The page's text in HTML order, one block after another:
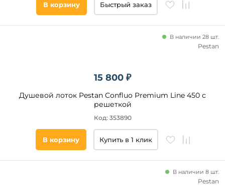
В корзину Быстрый заказ
15 800 ₽
Душевой лоток Pestan Confluo Premium Line 450 с
решеткой
В наличии 28 шт.
Код: 353890
Pestan
В корзину Купить в 1 клик
В наличии 8 шт.
Pestan